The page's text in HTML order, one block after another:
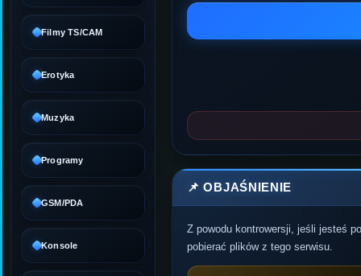
Filmy TS/CAM
Erotyka
Muzyka
Programy
GSM/PDA
Konsole
📌 OBJAŚNIENIE
Z powodu kontrowersji, jeśli jesteś
pobierać plików z tego serwisu.